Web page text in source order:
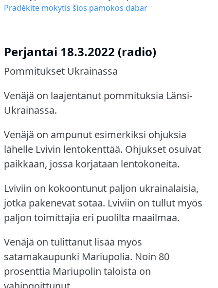
Pradėkite mokytis šios pamokos dabar
Perjantai 18.3.2022 (radio)
Pommitukset Ukrainassa
Venäjä on laajentanut pommituksia Länsi-
Ukrainassa.
Venäjä on ampunut esimerkiksi ohjuksia
lähelle Lvivin lentokenttää. Ohjukset osuivat
paikkaan, jossa korjataan lentokoneita.
Lviviin on kokoontunut paljon ukrainalaisia,
jotka pakenevat sotaa. Lviviin on tullut myös
paljon toimittajia eri puolilta maailmaa.
Venäjä on tulittanut lisää myös
satamakaupunki Mariupolia. Noin 80
prosenttia Mariupolin taloista on